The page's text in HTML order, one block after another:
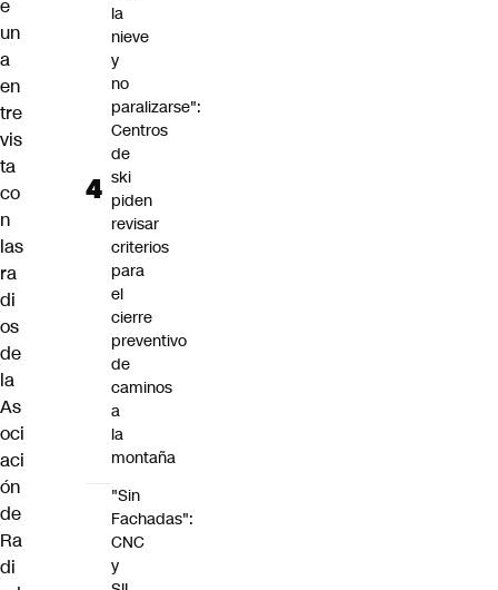
e
un
a
en
tre
vis
ta
co
n
las
ra
di
os
de
la
As
oci
aci
ón
de
Ra
di
la
nieve
y
no
paralizarse":
Centros
de
ski
piden
revisar
criterios
para
el
cierre
preventivo
de
caminos
a
la
montaña
"Sin
Fachadas":
CNC
y